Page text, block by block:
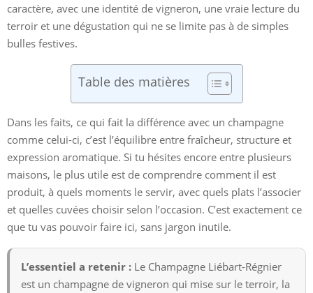
caractère, avec une identité de vigneron, une vraie lecture du
terroir et une dégustation qui ne se limite pas à de simples
bulles festives.
Table des matières
Dans les faits, ce qui fait la différence avec un champagne
comme celui-ci, c’est l’équilibre entre fraîcheur, structure et
expression aromatique. Si tu hésites encore entre plusieurs
maisons, le plus utile est de comprendre comment il est
produit, à quels moments le servir, avec quels plats l’associer
et quelles cuvées choisir selon l’occasion. C’est exactement ce
que tu vas pouvoir faire ici, sans jargon inutile.
L’essentiel a retenir : Le Champagne Liébart-Régnier
est un champagne de vigneron qui mise sur le terroir, la